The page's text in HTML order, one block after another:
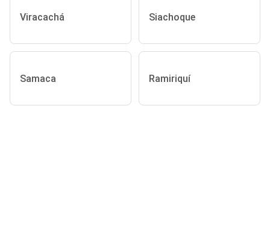
Viracachá Siachoque
Samaca Ramiriquí